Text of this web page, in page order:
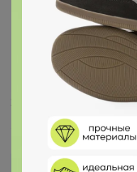
понравилось, к телу
2 октября, 2025 10:07
oksana_2009_84